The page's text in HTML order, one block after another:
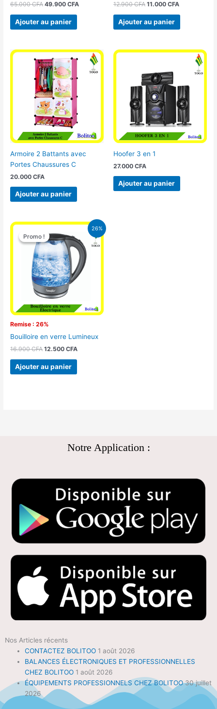
65.000CFA 49.900CFA
Ajouter au panier
12.900CFA 11.000 CFA
Ajouter au panier
Armoire 2 Battants avec
Portes Chaussures C
20.000CFA
Ajouter au panier
Hoofer 3 en 1
27.000 CFA
Ajouter au panier
26%
Promo !
Remise : 26%
Promo !
Bouilloire en verre Lumineux
16.900CFA
Le
prix
initial
16.900 CFA.
12.500CFA
Le
prix
actuel
est :
12.500 CFA.
Ajouter au panier
Notre Application :
Nos Articles récents
CONTACTEZ BOLITOO 1 août 2026
BALANCES ÉLECTRONIQUES ET PROFESSIONNELLES
CHEZ BOLITOO 1 août 2026
ÉQUIPEMENTS PROFESSIONNELS CHEZ BOLITOO 30 juillet
2026